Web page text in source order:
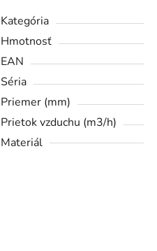
Kategória
Hmotnosť
EAN
Séria
Priemer (mm)
Prietok vzduchu (m3/h)
Materiál